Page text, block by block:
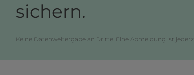
sichern.
Keine Datenweitergabe an Dritte. Eine Abmeldung ist